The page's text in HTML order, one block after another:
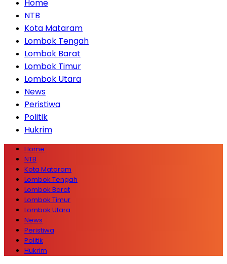
Home
NTB
Kota Mataram
Lombok Tengah
Lombok Barat
Lombok Timur
Lombok Utara
News
Peristiwa
Politik
Hukrim
Home
NTB
Kota Mataram
Lombok Tengah
Lombok Barat
Lombok Timur
Lombok Utara
News
Peristiwa
Politik
Hukrim